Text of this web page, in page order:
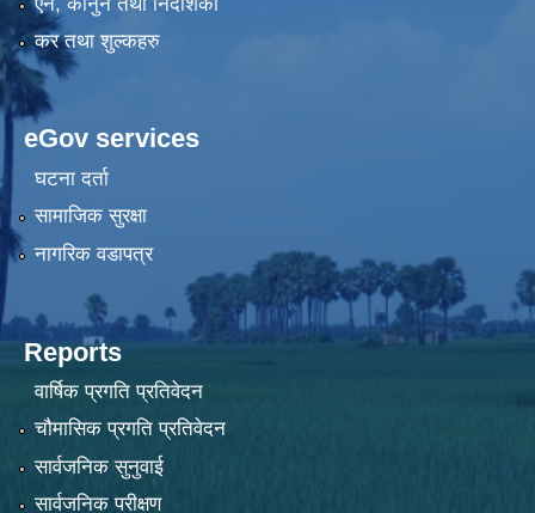
कर तथा शुल्कहरु
eGov services
घटना दर्ता
सामाजिक सुरक्षा
नागरिक वडापत्र
Reports
वार्षिक प्रगति प्रतिवेदन
चौमासिक प्रगति प्रतिवेदन
सार्वजनिक सुनुवाई
सार्वजनिक परीक्षण